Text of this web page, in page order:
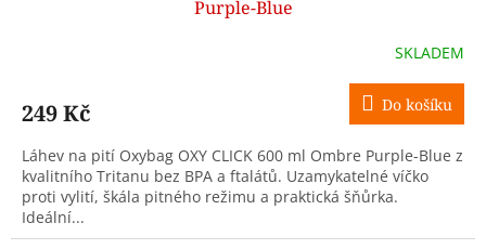
Purple-Blue
SKLADEM
249 Kč Do košíku
Láhev na pití Oxybag OXY CLICK 600 ml Ombre Purple-Blue z
kvalitního Tritanu bez BPA a ftalátů. Uzamykatelné víčko
proti vylití, škála pitného režimu a praktická šňůrka.
Ideální...